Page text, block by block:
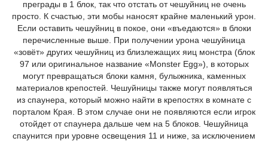
преграды в 1 блок, так что отстать от чешуйниц не очень
просто. К счастью, эти мобы наносят крайне маленький урон.
Если оставить чешуйниц в покое, они «въедаются» в блоки
перечисленные выше. При получении урона чешуйница
«зовёт» других чешуйниц из близлежащих яиц монстра (блок
97 или оригинальное название «Monster Egg»), в которых
могут превращаться блоки камня, булыжника, каменных
материалов крепостей. Чешуйницы также могут появляться
из спаунера, который можно найти в крепостях в комнате с
порталом Края. В этом случае они не появляются если игрок
отойдет от спаунера дальше чем на 5 блоков. Чешуйница
спаунится при уровне освещения 11 и ниже, за исключением